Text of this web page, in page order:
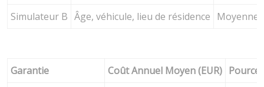
Simulateur B Âge, véhicule, lieu de résidence Moyenne
Garantie Coût Annuel Moyen (EUR)